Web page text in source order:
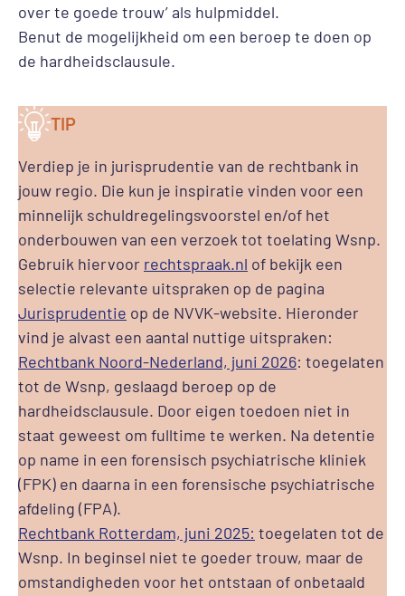
over te goede trouw’ als hulpmiddel.
Benut de mogelijkheid om een beroep te doen op
de hardheidsclausule.
TIP
Verdiep je in jurisprudentie van de rechtbank in
jouw regio. Die kun je inspiratie vinden voor een
minnelijk schuldregelingsvoorstel en/of het
onderbouwen van een verzoek tot toelating Wsnp.
Gebruik hiervoor rechtspraak.nl of bekijk een
selectie relevante uitspraken op de pagina
Jurisprudentie op de NVVK-website. Hieronder
vind je alvast een aantal nuttige uitspraken:
Rechtbank Noord-Nederland, juni 2026: toegelaten
tot de Wsnp, geslaagd beroep op de
hardheidsclausule. Door eigen toedoen niet in
staat geweest om fulltime te werken. Na detentie
op name in een forensisch psychiatrische kliniek
(FPK) en daarna in een forensische psychiatrische
afdeling (FPA).
Rechtbank Rotterdam, juni 2025: toegelaten tot de
Wsnp. In beginsel niet te goeder trouw, maar de
omstandigheden voor het ontstaan of onbetaald